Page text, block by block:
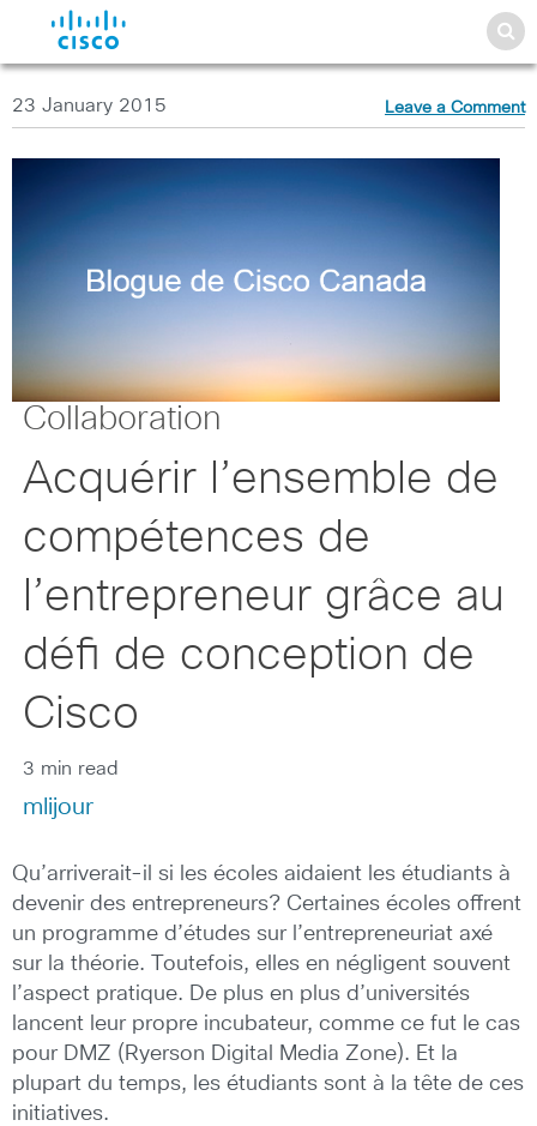
23 January 2015 Leave a Comment
Collaboration
Acquérir l’ensemble de
compétences de
l’entrepreneur grâce au
défi de conception de
Cisco
3 min read
mlijour
Qu’arriverait-il si les écoles aidaient les étudiants à
devenir des entrepreneurs? Certaines écoles offrent
un programme d’études sur l’entrepreneuriat axé
sur la théorie. Toutefois, elles en négligent souvent
l’aspect pratique. De plus en plus d’universités
lancent leur propre incubateur, comme ce fut le cas
pour DMZ (Ryerson Digital Media Zone). Et la
plupart du temps, les étudiants sont à la tête de ces
initiatives.